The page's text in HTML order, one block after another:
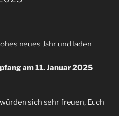
neues Jahr und laden
am 11. Januar 2025
sich sehr freuen, Euch